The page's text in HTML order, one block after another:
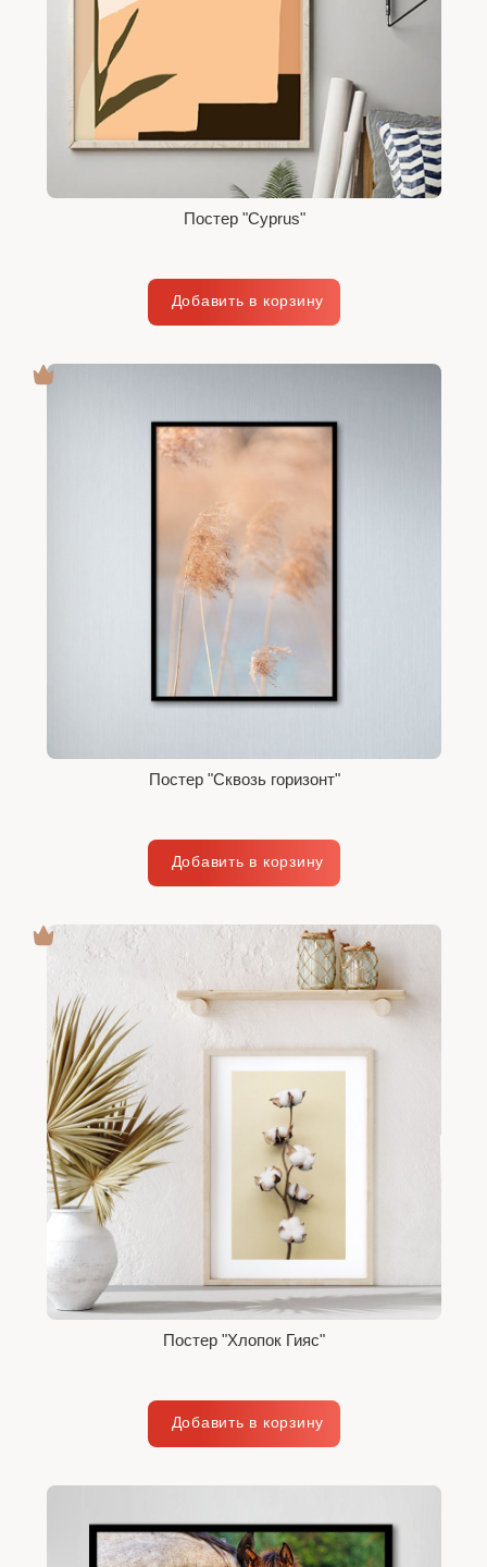
Постер "Cyprus"
Постер "Сквозь горизонт"
Постер "Хлопок Гияс"